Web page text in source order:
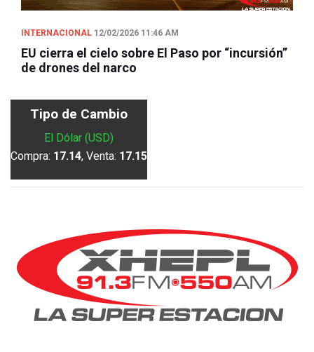
INTERNACIONAL 12/02/2026 11:46 AM
EU cierra el cielo sobre El Paso por “incursión”
de drones del narco
Tipo de Cambio
El Dólar (USD)
Compra: 17.14, Venta: 17.15